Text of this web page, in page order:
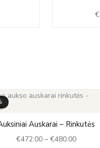
€
Auskarai – Rinkutės
€472.00 – €480.00
range:
€472.00